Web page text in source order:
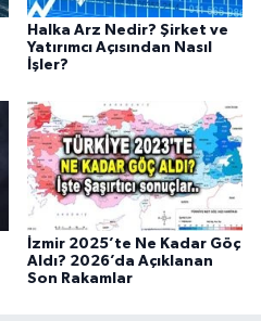
Halka Arz Nedir? Şirket ve
Yatırımcı Açısından Nasıl
İşler?
İzmir 2025’te Ne Kadar Göç
Aldı? 2026’da Açıklanan
Son Rakamlar